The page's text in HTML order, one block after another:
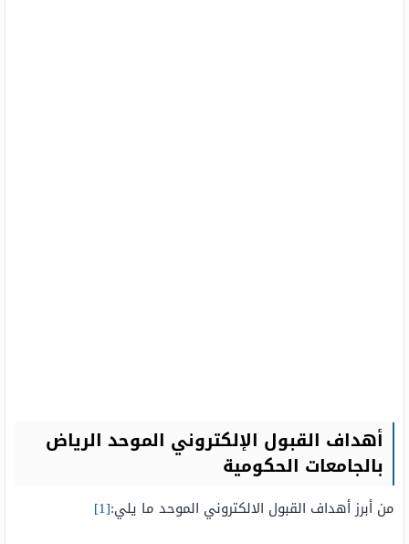
أهداف القبول الإلكتروني الموحد الرياض
بالجامعات الحكومية
من أبرز أهداف القبول الالكتروني الموحد ما يلي:[1]